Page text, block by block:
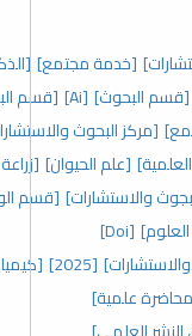
[خدمة مجتمع]
[قسم البحوث] [Ai]
[قسم
[مركز البحوث
[علم الحيوان]
والاستشارات] [قسم
[Doi]
[2025]
علمية]